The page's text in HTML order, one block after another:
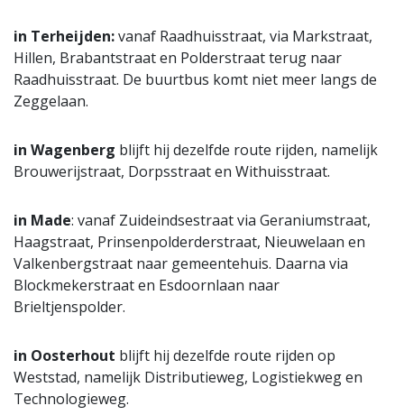
in Terheijden:vanaf Raadhuisstraat, via Markstraat,
Hillen, Brabantstraat en Polderstraat terug naar
Raadhuisstraat. De buurtbus komt niet meer langs de
Zeggelaan.
in Wagenberg blijft hij dezelfde route rijden, namelijk
Brouwerijstraat, Dorpsstraat en Withuisstraat.
in Made: vanaf Zuideindsestraat via Geraniumstraat,
Haagstraat, Prinsenpolderderstraat, Nieuwelaan en
Valkenbergstraat naar gemeentehuis. Daarna via
Blockmekerstraat en Esdoornlaan naar
Brieltjenspolder.
in Oosterhout blijft hij dezelfde route rijden op
Weststad, namelijk Distributieweg, Logistiekweg en
Technologieweg.